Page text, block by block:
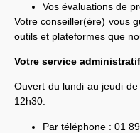
Vos évaluations de
Votre conseiller(ère) vous
outils et plateformes que
Votre service
Ouvert du lundi au jeudi
12h30.
Par téléphone : 01